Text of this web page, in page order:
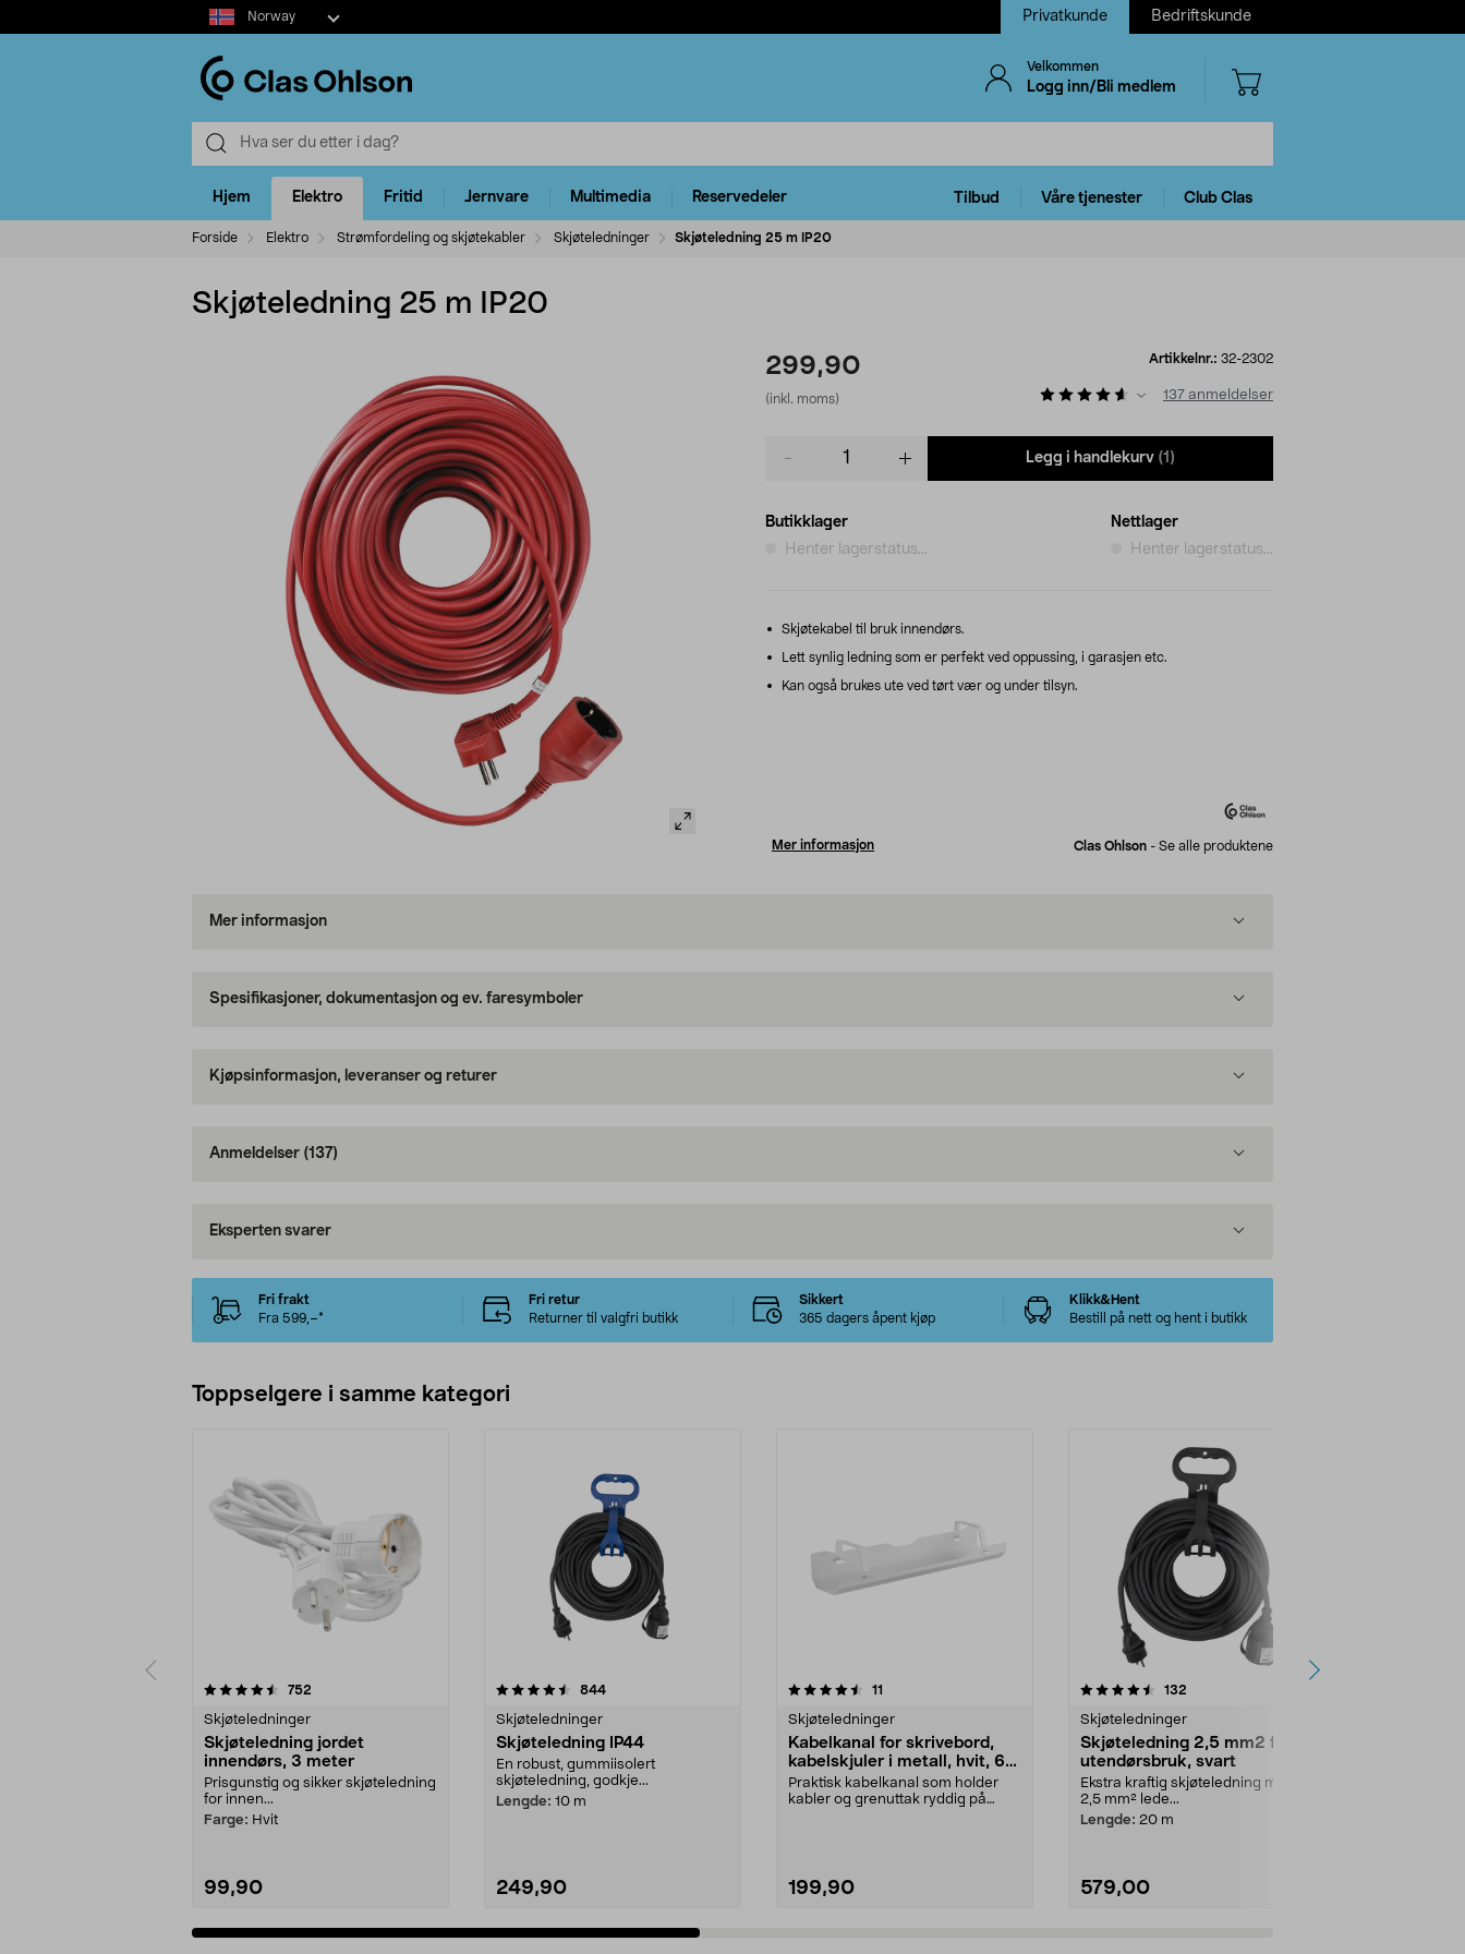
Select
market
Norway Privatkunde Bedriftskunde
Velkommen
Logg inn/Bli medlem
Hjem Elektro Fritid Jernvare Multimedia Reservedeler Tilbud Våre tjenester Club Clas
Forside Elektro Strømfordeling og skjøtekabler Skjøteledninger Skjøteledning 25 m IP20
Skjøteledning 25 m IP20
299,90
(inkl. moms)
Artikkelnr.: 32-2302
137 anmeldelser
Legg i handlekurv (1)
Butikklager
Henter lagerstatus...
Nettlager
Henter lagerstatus...
Skjøtekabel til bruk innendørs.
Lett synlig ledning som er perfekt ved oppussing, i garasjen etc.
Kan også brukes ute ved tørt vær og under tilsyn.
Mer informasjon Clas Ohlson - Se alle produktene
Mer informasjon
Spesifikasjoner, dokumentasjon og ev. faresymboler
Kjøpsinformasjon, leveranser og returer
Anmeldelser (137)
Eksperten svarer
Fri frakt
Fra 599,–*
Fri retur
Returner til valgfri butikk
Sikkert
365 dagers åpent kjøp
Klikk&Hent
Bestill på nett og hent i butikk
Toppselgere i samme kategori
752
Skjøteledninger
Skjøteledning jordet
innendørs, 3 meter
Prisgunstig og sikker skjøteledning
for innen...
Farge: Hvit
99,90
4.5 av 5 stjerner 844anmeldelser
Skjøteledninger
Skjøteledning IP44
En robust, gummiisolert
skjøteledning, godkje...
Lengde: 10 m
249,90
4.5 av 5 stjerner 11
Skjøteledninger
Kabelkanal for skrivebord,
kabelskjuler i metall, hvit, 60
cm
Praktisk kabelkanal som holder
kabler og grenuttak ryddig på
199,90
4.5 av 5 stjerner 132
Skjøteledninger
Skjøteledning 2,5 mm2 for
utendørsbruk, svart
Ekstra kraftig skjøteledning med
2,5 mm² lede...
Lengde: 20 m
579,00
4.5 av 5 stjerner